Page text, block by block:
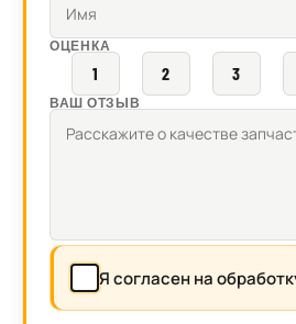
ОЦЕНКА
1 2 3
ВАШ ОТЗЫВ
Я согласен на